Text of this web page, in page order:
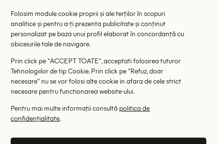
87.00 lei
RRP: 159.00 lei
crem
136.00 lei
RRP: 689.00 lei
- 56% - 55%
Folosim module cookie proprii și ale terților în scopuri
analitice și pentru a-ți prezenta publicitate și conținut
personalizat pe baza unui profil elaborat în concordanță cu
obiceiurile tale de navigare.
Prin click pe "ACCEPT TOATE", acceptati folosirea tuturor
Tehnologiilor de tip Cookie. Prin click pe "Refuz, doar
necesare" nu se vor folosi alte cookie in afara de cele strict
necesare pentru functionarea website-ului.
Pentru mai multe informații consultă politica de
confidențialitate.